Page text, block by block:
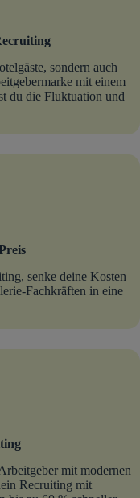
sondern auch
mit einem
du die Fluktuation und
senke deine Kosten
Fachkräften in eine
mit modernen
Recruiting mit